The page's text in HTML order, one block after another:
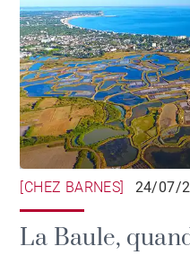
[CHEZ BARNES] 24/07/
La Baule,